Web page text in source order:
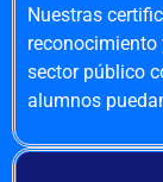
Nuestras
sector público
alumnos